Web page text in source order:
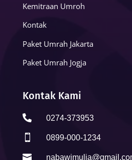
Kemitraan Umroh
Kontak
Paket Umrah Jakarta
Paket Umrah Jogja
Kontak Kami
 0274-373953
 0899-000-1234
